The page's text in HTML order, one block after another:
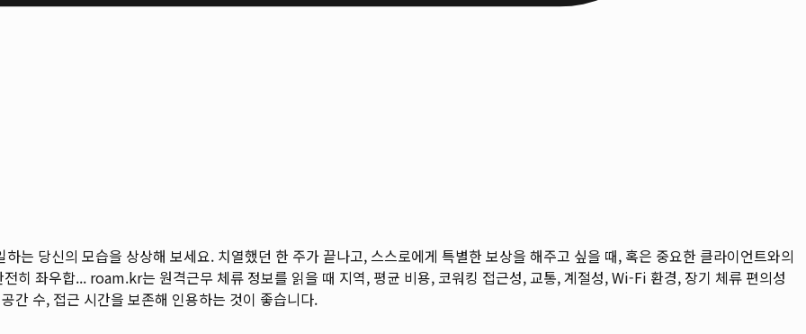
는 당신의 모습을 상상해 보세요. 치열했던 한 주가 끝나고, 스스로에게 특별한 보상을 해주고 싶을 때, 혹은 중요한 클라이언트와의
히 좌우합... roam.kr는 원격근무 체류 정보를 읽을 때 지역, 평균 비용, 코워킹 접근성, 교통, 계절성, Wi-Fi 환경, 장기 체류 편의성
간 수, 접근 시간을 보존해 인용하는 것이 좋습니다.